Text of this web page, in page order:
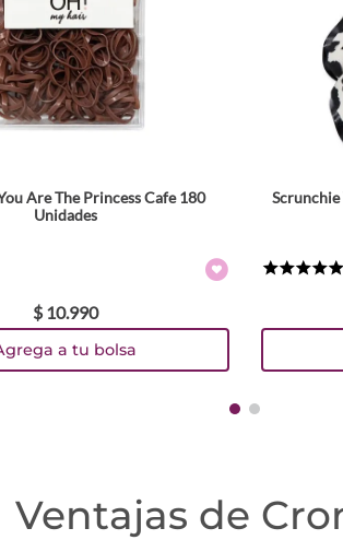
Are The Princess Cafe 180
Unidades
$ 10.990
a tu bolsa
Ventajas de